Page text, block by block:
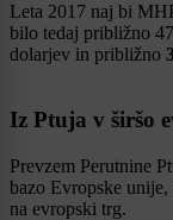
Leta 2017 naj bi
bilo tedaj približno
dolarjev in približno
Iz Ptuja v širšo
Prevzem Perutnine
bazo Evropske
na evropski trg.